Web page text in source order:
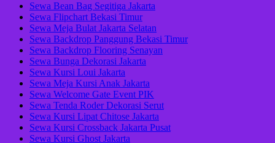
Sewa Bean Bag Segitiga Jakarta
Sewa Flipchart Bekasi Timur
Sewa Meja Bulat Jakarta Selatan
Sewa Backdrop Panggung Bekasi Timur
Sewa Backdrop Flooring Senayan
Sewa Bunga Dekorasi Jakarta
Sewa Kursi Loui Jakarta
Sewa Meja Kursi Anak Jakarta
Sewa Welcome Gate Event PIK
Sewa Tenda Roder Dekorasi Serut
Sewa Kursi Lipat Chitose Jakarta
Sewa Kursi Crossback Jakarta Pusat
Sewa Kursi Ghost Jakarta